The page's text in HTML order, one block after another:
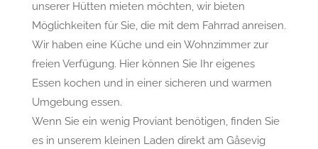
unserer Hütten mieten möchten, wir bieten
Möglichkeiten für Sie, die mit dem Fahrrad anreisen.
Wir haben eine Küche und ein Wohnzimmer zur
freien Verfügung. Hier können Sie Ihr eigenes
Essen kochen und in einer sicheren und warmen
Umgebung essen.
Wenn Sie ein wenig Proviant benötigen, finden Sie
es in unserem kleinen Laden direkt am Gåsevig